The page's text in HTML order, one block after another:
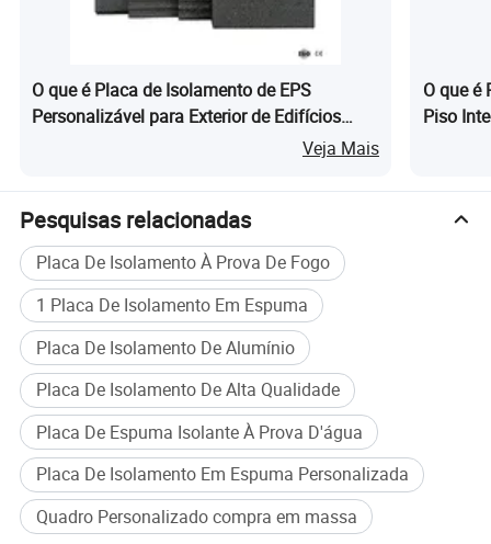
Nossa empresa irá estabelecer sucessivamente um
sistema perfeito de produção e serviço no país, e está
comprometida em apresentar produtos de primeira classe
e eficiência de primeira classe para nossos clientes.
O que é Placa de Isolamento de EPS
Personalizável para Exterior de Edifícios
Veja Mais
O que é
Piso
Pesquisas relacionadas
Placa De Isolamento À Prova De Fogo
1 Placa De Isolamento Em Espuma
Placa De Isolamento De Alumínio
Placa De Isolamento De Alta Qualidade
Placa De Espuma Isolante À Prova D'água
Placa De Isolamento Em Espuma Personalizada
Quadro Personalizado compra em massa